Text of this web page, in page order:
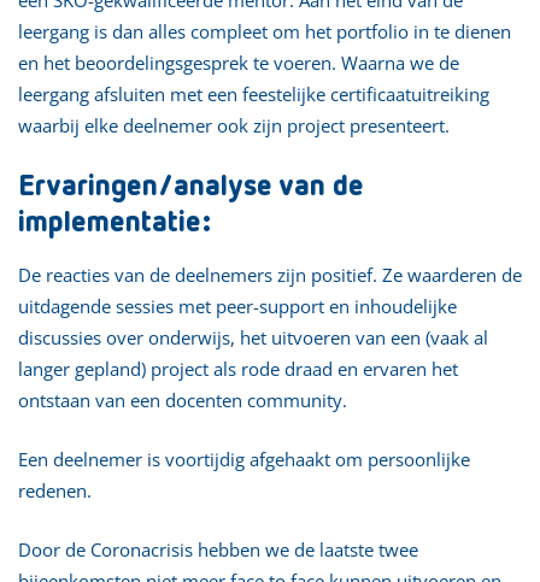
leergang is dan alles compleet om het portfolio in te dienen
en het beoordelingsgesprek te voeren. Waarna we de
leergang afsluiten met een feestelijke certificaatuitreiking
waarbij elke deelnemer ook zijn project presenteert.
Ervaringen/analyse van de
implementatie:
De reacties van de deelnemers zijn positief. Ze waarderen de
uitdagende sessies met peer-support en inhoudelijke
discussies over onderwijs, het uitvoeren van een (vaak al
langer gepland) project als rode draad en ervaren het
ontstaan van een docenten community.
Een deelnemer is voortijdig afgehaakt om persoonlijke
redenen.
Door de Coronacrisis hebben we de laatste twee